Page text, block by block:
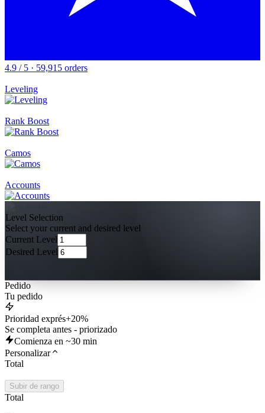
4.9 / 5 · 59,915 orders
Leveling
Rank Boost
Camos
Accounts
Level Selection
Select your current and desired level
Current Level
Desired Level
Pedido
Tu pedido
Prioridad exprés+20%
Se completa antes - priorizado
Comienza en ~30 min
Personalizar
Total
Subir de rango
Total